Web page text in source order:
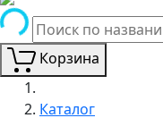
Корзина
Каталог